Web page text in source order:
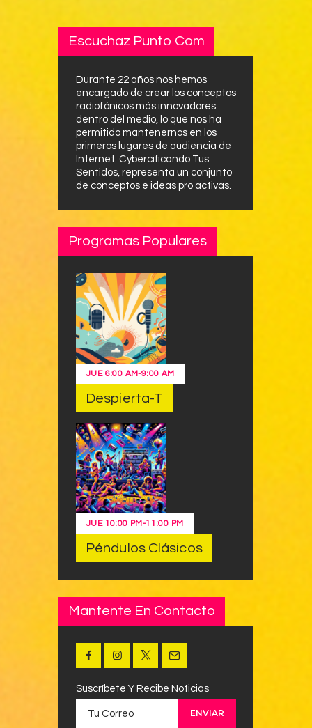
Escuchaz Punto Com
Durante 22 años nos hemos
encargado de crear los conceptos
radiofónicos más innovadores
dentro del medio, lo que nos ha
permitido mantenernos en los
primeros lugares de audiencia de
Internet. Cybercificando Tus
Sentidos, representa un conjunto
de conceptos e ideas pro activas.
Programas Populares
JUE 6:00 AM-9:00 AM
Despierta-T
JUE 10:00 PM-11:00 PM
Péndulos Clásicos
Mantente En Contacto
Suscríbete Y Recibe Noticias